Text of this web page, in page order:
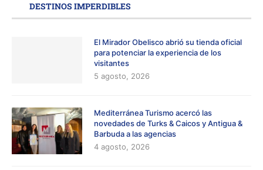
DESTINOS IMPERDIBLES
El Mirador Obelisco abrió su tienda oficial
para potenciar la experiencia de los
visitantes
5 agosto, 2026
Mediterránea Turismo acercó las
novedades de Turks & Caicos y Antigua &
Barbuda a las agencias
4 agosto, 2026